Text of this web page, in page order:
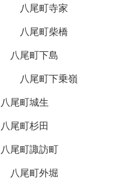
八尾町寺家
八尾町柴橋
八尾町下島
八尾町下乗嶺
八尾町城生
八尾町杉田
八尾町諏訪町
八尾町外堀